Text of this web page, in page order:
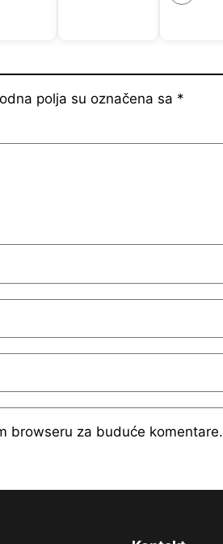
polja su označena sa *
browseru za buduće komentare.